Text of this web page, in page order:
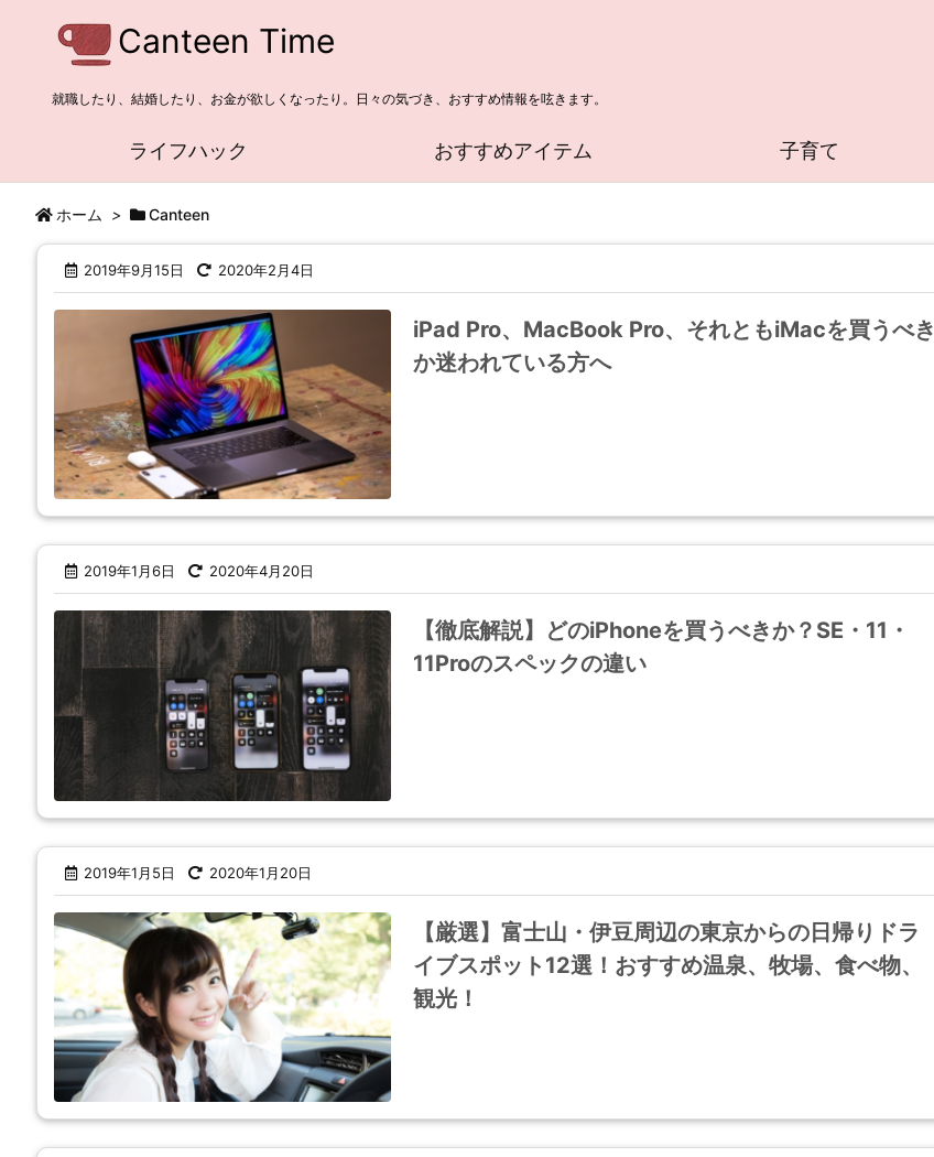
Canteen Time
就職したり、結婚したり、お金が欲しくなったり。日々の気づき、おすすめ情報を呟きます。
ライフハック おすすめアイテム 子育て
ホーム > Canteen
2019年9月15日 2020年2月4日
iPad Pro、MacBook Pro、それともiMacを買うべき
か迷われている方へ
2019年1月6日 2020年4月20日
【徹底解説】どのiPhoneを買うべきか？SE・11・
11Proのスペックの違い
2019年1月5日 2020年1月20日
【厳選】富士山・伊豆周辺の東京からの日帰りドラ
イブスポット12選！おすすめ温泉、牧場、食べ物、
観光！